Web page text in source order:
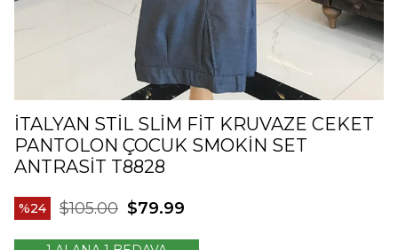
İTALYAN STIL SLIM FIT KRUVAZE CEKET
PANTOLON ÇOCUK SMOKIN SET
ANTRASIT T8828
24 $105.00 $79.99